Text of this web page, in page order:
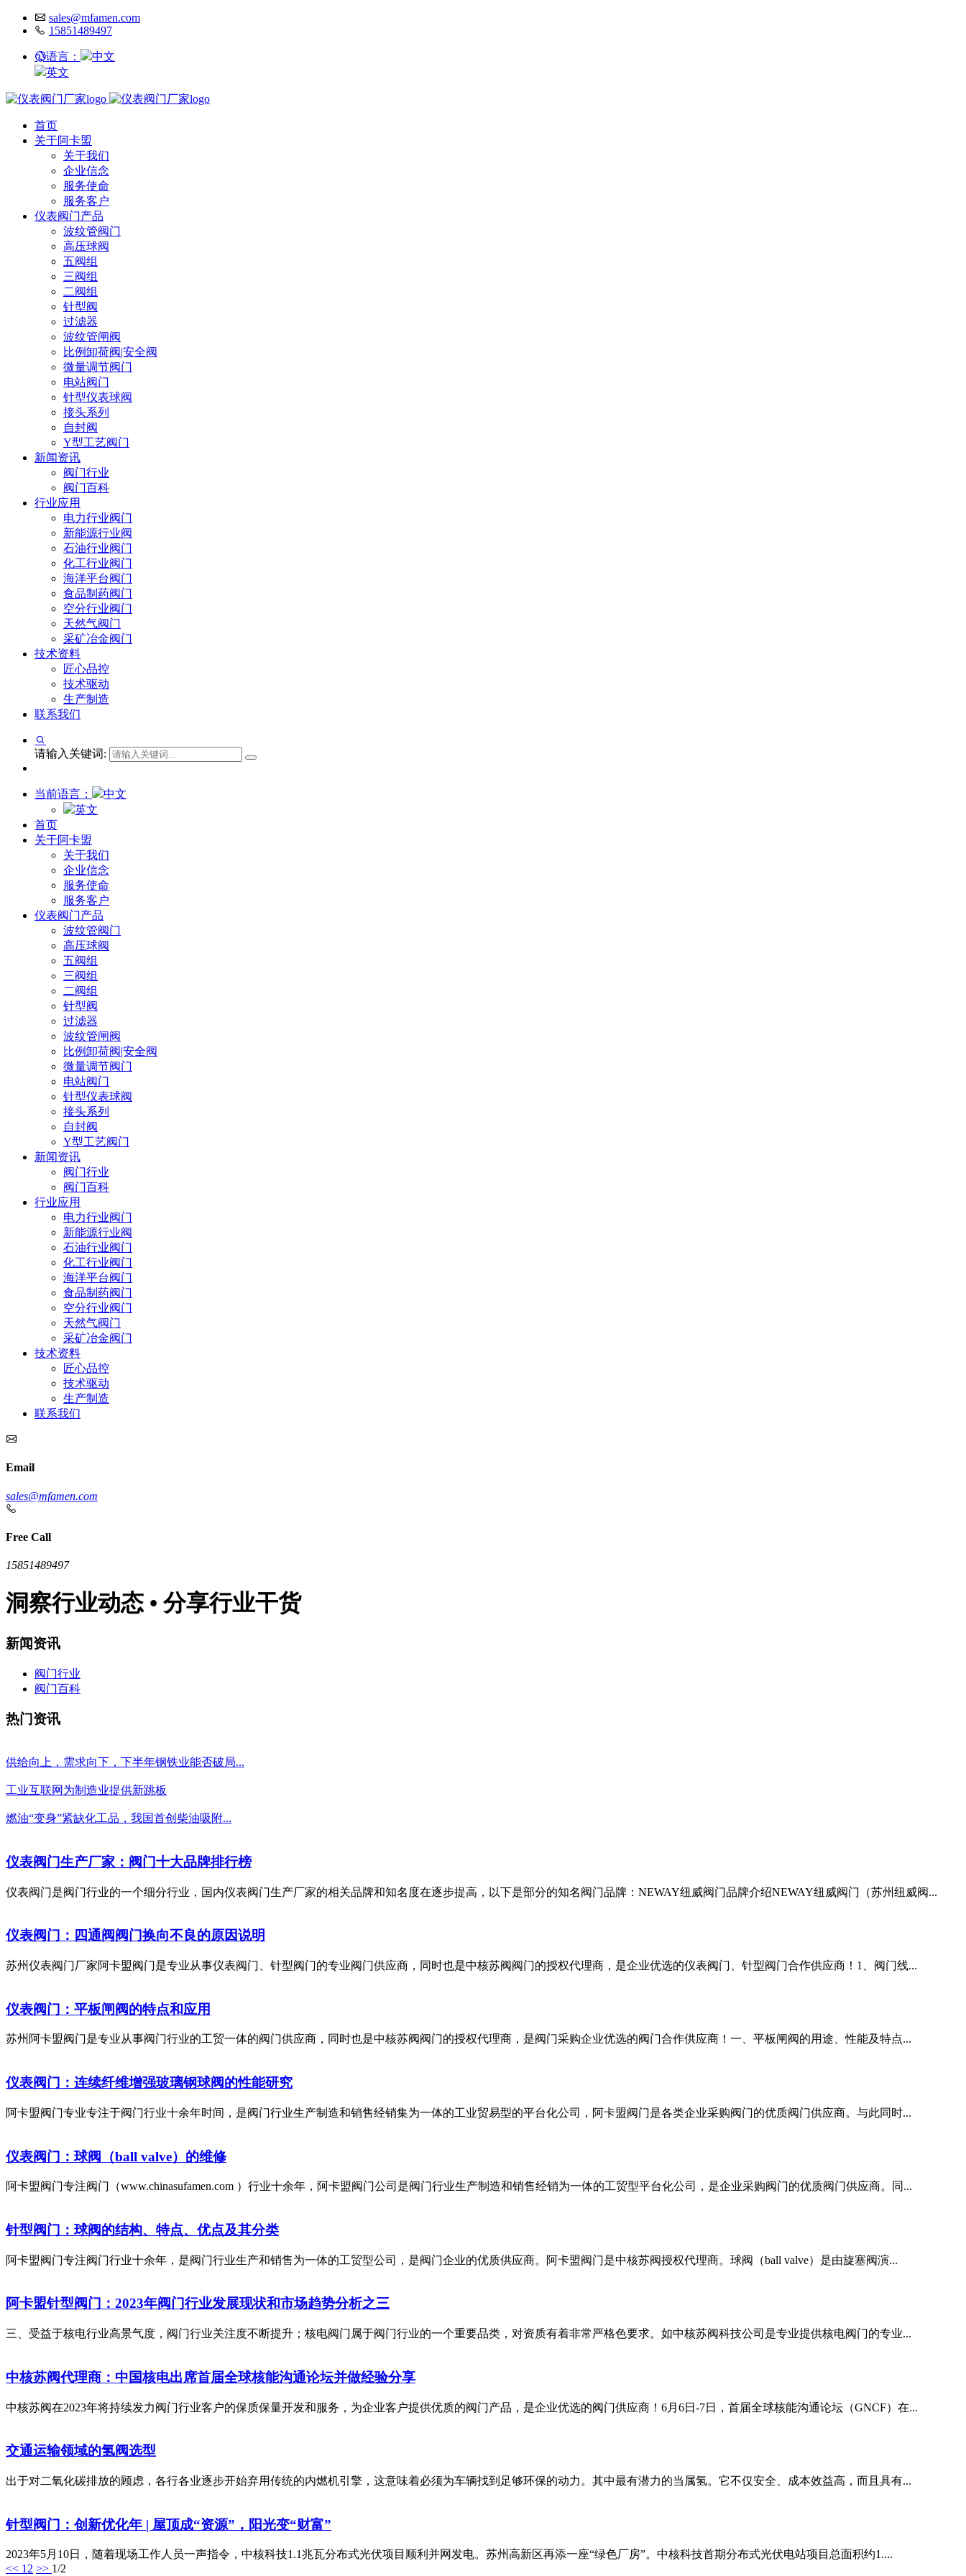
sales@mfamen.com
15851489497
语言：
中文
英文
首页
关于阿卡盟
关于我们
企业信念
服务使命
服务客户
仪表阀门产品
波纹管阀门
高压球阀
五阀组
三阀组
二阀组
针型阀
过滤器
波纹管闸阀
比例卸荷阀|安全阀
微量调节阀门
电站阀门
针型仪表球阀
接头系列
自封阀
Y型工艺阀门
新闻资讯
阀门行业
阀门百科
行业应用
电力行业阀门
新能源行业阀
石油行业阀门
化工行业阀门
海洋平台阀门
食品制药阀门
空分行业阀门
天然气阀门
采矿冶金阀门
技术资料
匠心品控
技术驱动
生产制造
联系我们
请输入关键词:
当前语言：
中文
英文
首页
关于阿卡盟
关于我们
企业信念
服务使命
服务客户
仪表阀门产品
波纹管阀门
高压球阀
五阀组
三阀组
二阀组
针型阀
过滤器
波纹管闸阀
比例卸荷阀|安全阀
微量调节阀门
电站阀门
针型仪表球阀
接头系列
自封阀
Y型工艺阀门
新闻资讯
阀门行业
阀门百科
行业应用
电力行业阀门
新能源行业阀
石油行业阀门
化工行业阀门
海洋平台阀门
食品制药阀门
空分行业阀门
天然气阀门
采矿冶金阀门
技术资料
匠心品控
技术驱动
生产制造
联系我们
Email
sales@mfamen.com
Free Call
15851489497
洞察行业动态 • 分享行业干货
新闻资讯
阀门行业
阀门百科
热门资讯
供给向上，需求向下，下半年钢铁业能否破局...
工业互联网为制造业提供新跳板
燃油“变身”紧缺化工品，我国首创柴油吸附...
仪表阀门生产厂家：阀门十大品牌排行榜
仪表阀门是阀门行业的一个细分行业，国内仪表阀门生产厂家的相关品牌和知名度在逐步提高，以下是部分的知名阀门品牌：NEWAY纽威阀门品牌介绍NEWAY纽威阀门（苏州纽威阀...
仪表阀门：四通阀阀门换向不良的原因说明
苏州仪表阀门厂家阿卡盟阀门是专业从事仪表阀门、针型阀门的专业阀门供应商，同时也是中核苏阀阀门的授权代理商，是企业优选的仪表阀门、针型阀门合作供应商！1、阀门线...
仪表阀门：平板闸阀的特点和应用
苏州阿卡盟阀门是专业从事阀门行业的工贸一体的阀门供应商，同时也是中核苏阀阀门的授权代理商，是阀门采购企业优选的阀门合作供应商！一、平板闸阀的用途、性能及特点...
仪表阀门：连续纤维增强玻璃钢球阀的性能研究
阿卡盟阀门专业专注于阀门行业十余年时间，是阀门行业生产制造和销售经销集为一体的工业贸易型的平台化公司，阿卡盟阀门是各类企业采购阀门的优质阀门供应商。与此同时...
仪表阀门：球阀（ball valve）的维修
阿卡盟阀门专注阀门（www.chinasufamen.com ）行业十余年，阿卡盟阀门公司是阀门行业生产制造和销售经销为一体的工贸型平台化公司，是企业采购阀门的优质阀门供应商。同...
针型阀门：球阀的结构、特点、优点及其分类
阿卡盟阀门专注阀门行业十余年，是阀门行业生产和销售为一体的工贸型公司，是阀门企业的优质供应商。阿卡盟阀门是中核苏阀授权代理商。球阀（ball valve）是由旋塞阀演...
阿卡盟针型阀门：2023年阀门行业发展现状和市场趋势分析之三
三、受益于核电行业高景气度，阀门行业关注度不断提升；核电阀门属于阀门行业的一个重要品类，对资质有着非常严格色要求。如中核苏阀科技公司是专业提供核电阀门的专业...
中核苏阀代理商：中国核电出席首届全球核能沟通论坛并做经验分享
中核苏阀在2023年将持续发力阀门行业客户的保质保量开发和服务，为企业客户提供优质的阀门产品，是企业优选的阀门供应商！6月6日-7日，首届全球核能沟通论坛（GNCF）在...
交通运输领域的氢阀选型
出于对二氧化碳排放的顾虑，各行各业逐步开始弃用传统的内燃机引擎，这意味着必须为车辆找到足够环保的动力。其中最有潜力的当属氢。它不仅安全、成本效益高，而且具有...
针型阀门：创新优化年 | 屋顶成“资源”，阳光变“财富”
2023年5月10日，随着现场工作人员一声指令，中核科技1.1兆瓦分布式光伏项目顺利并网发电。苏州高新区再添一座“绿色厂房”。中核科技首期分布式光伏电站项目总面积约1....
<< 12 >> 1/2